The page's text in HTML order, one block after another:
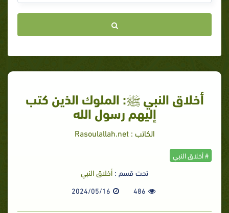
أخلاق النبي ﷺ: الملوك الذين كتب
إليهم رسول الله
الكاتب : Rasoulallah.net
# أخلاق النبي
تحت قسم :أخلاق النبي
486
2024/05/16